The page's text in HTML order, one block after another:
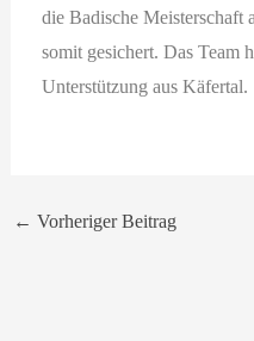
die Badische Meisterschaft
somit gesichert. Das Team
Unterstützung aus Käfertal.
← Vorheriger Beitrag